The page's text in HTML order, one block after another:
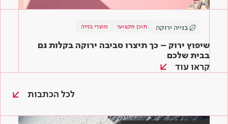
בנייה ירוקה תוכן מקצועי מוצרי בנייה
שיפוץ ירוק – כך תיצרו סביבה ירוקה בקלות גם
בבית שלכם
קראו עוד
לכל הכתבות